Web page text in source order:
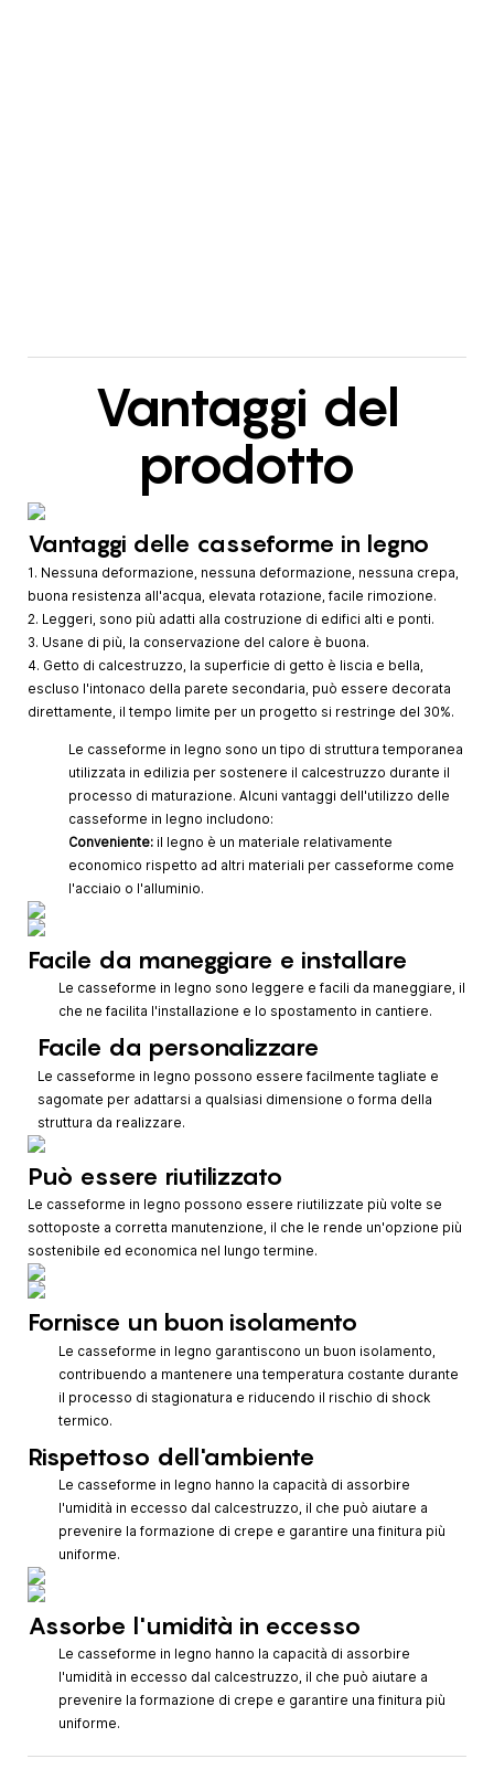
Vantaggi del
prodotto
Vantaggi delle casseforme in legno
1. Nessuna deformazione, nessuna deformazione, nessuna crepa,
buona resistenza all'acqua, elevata rotazione, facile rimozione.
2. Leggeri, sono più adatti alla costruzione di edifici alti e ponti.
3. Usane di più, la conservazione del calore è buona.
4. Getto di calcestruzzo, la superficie di getto è liscia e bella,
escluso l'intonaco della parete secondaria, può essere decorata
direttamente, il tempo limite per un progetto si restringe del 30%.
Le casseforme in legno sono un tipo di struttura temporanea
utilizzata in edilizia per sostenere il calcestruzzo durante il
processo di maturazione. Alcuni vantaggi dell'utilizzo delle
casseforme in legno includono:
Conveniente:il legno è un materiale relativamente
economico rispetto ad altri materiali per casseforme come
l'acciaio o l'alluminio.
Facile da maneggiare e installare
Le casseforme in legno sono leggere e facili da maneggiare, il
che ne facilita l'installazione e lo spostamento in cantiere.
Facile da personalizzare
Le casseforme in legno possono essere facilmente tagliate e
sagomate per adattarsi a qualsiasi dimensione o forma della
struttura da realizzare.
Assorbe l'umidità in eccesso
Le casseforme in legno hanno la capacità di assorbire
l'umidità in eccesso dal calcestruzzo, il che può aiutare a
prevenire la formazione di crepe e garantire una finitura più
uniforme.
Rispettoso dell'ambiente
Le casseforme in legno hanno la capacità di assorbire
l'umidità in eccesso dal calcestruzzo, il che può aiutare a
prevenire la formazione di crepe e garantire una finitura più
uniforme.
Fornisce un buon isolamento
Le casseforme in legno garantiscono un buon isolamento,
contribuendo a mantenere una temperatura costante durante
il processo di stagionatura e riducendo il rischio di shock
termico.
Può essere riutilizzato
Le casseforme in legno possono essere riutilizzate più volte se
sottoposte a corretta manutenzione, il che le rende un'opzione più
sostenibile ed economica nel lungo termine.